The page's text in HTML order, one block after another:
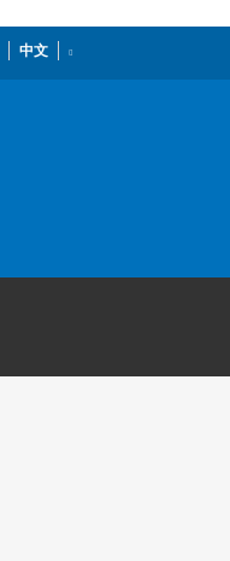
中文